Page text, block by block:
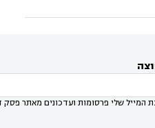
שלי פרסומות ועדכונים מאתר פסק